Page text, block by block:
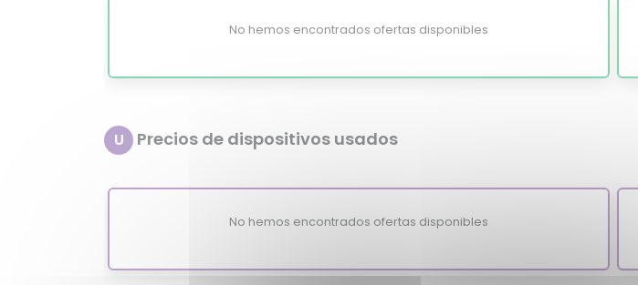
No hemos encontrados ofertas disponibles
U Precios de dispositivos usados
No hemos encontrados ofertas disponibles